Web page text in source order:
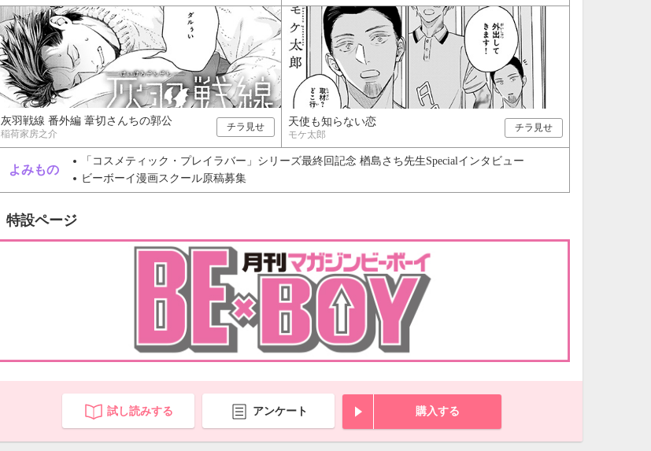
灰羽戦線 番外編 葦切さんちの郭公
稲荷家房之介
チラ見せ 天使も知らない恋
モケ太郎
チラ見せ
よみもの
「コスメティック・プレイラバー」シリーズ最終回記念 楢島さち先生Specialインタビュー
ビーボーイ漫画スクール原稿募集
特設ページ
試し読みする アンケート 購入する